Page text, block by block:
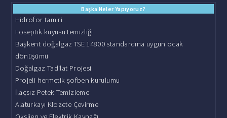
Başka Neler Yapıyoruz?
Hidrofor tamiri
Foseptik kuyusu temizliği
Başkent doğalgaz TSE 14800 standardına uygun ocak
dönüşümü
Doğalgaz Tadilat Projesi
Projeli hermetik şofben kurulumu
İlaçsız Petek Temizleme
Alaturkayı Klozete Çevirme